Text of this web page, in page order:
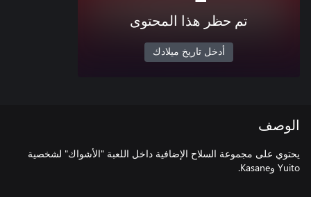
تم حظر هذا المحتوى
أدخل تاريخ ميلادك
الوصف
يحتوي على مجموعة السلاح الإضافية داخل اللعبة "الأشواك" لشخصية
Yuito وKasane.